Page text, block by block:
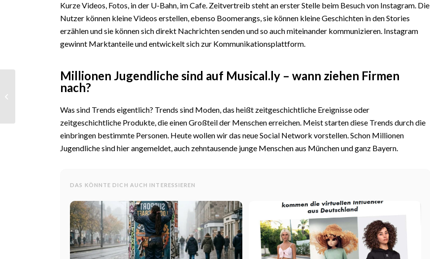
Kurze Videos, Fotos, in der U-Bahn, im Cafe. Zeitvertreib steht an erster Stelle beim Besuch von Instagram. Die
Nutzer können kleine Videos erstellen, ebenso Boomerangs, sie können kleine Geschichten in den Stories
erzählen und sie können sich direkt Nachrichten senden und so auch miteinander kommunizieren. Instagram
gewinnt Marktanteile und entwickelt sich zur Kommunikationsplattform.
Millionen Jugendliche sind auf Musical.ly – wann ziehen Firmen
nach?
Was sind Trends eigentlich? Trends sind Moden, das heißt zeitgeschichtliche Ereignisse oder
zeitgeschichtliche Produkte, die einen Großteil der Menschen erreichen. Meist starten diese Trends durch die
einbringen bestimmte Personen. Heute wollen wir das neue Social Network vorstellen. Schon Millionen
Jugendliche sind hier angemeldet, auch zehntausende junge Menschen aus München und ganz Bayern.
DAS KÖNNTE DICH AUCH INTERESSIEREN
Blogger & Influencer